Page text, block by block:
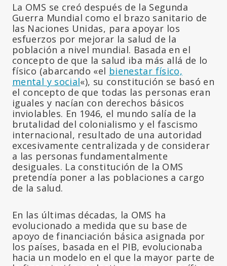
La OMS se creó después de la Segunda
Guerra Mundial como el brazo sanitario de
las Naciones Unidas, para apoyar los
esfuerzos por mejorar la salud de la
población a nivel mundial. Basada en el
concepto de que la salud iba más allá de lo
físico (abarcando «el bienestar físico,
mental y social«), su constitución se basó en
el concepto de que todas las personas eran
iguales y nacían con derechos básicos
inviolables. En 1946, el mundo salía de la
brutalidad del colonialismo y el fascismo
internacional, resultado de una autoridad
excesivamente centralizada y de considerar
a las personas fundamentalmente
desiguales. La constitución de la OMS
pretendía poner a las poblaciones a cargo
de la salud.
En las últimas décadas, la OMS ha
evolucionado a medida que su base de
apoyo de financiación básica asignada por
los países, basada en el PIB, evolucionaba
hacia un modelo en el que la mayor parte de